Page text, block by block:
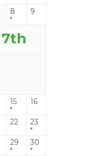
8 9
7th
15 16
22 23
29 30